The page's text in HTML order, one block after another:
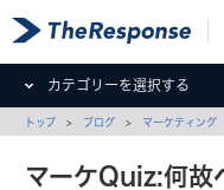
カテゴリーを選択する
トップ > ブログ > マーケティング
マーケQuiz:何故